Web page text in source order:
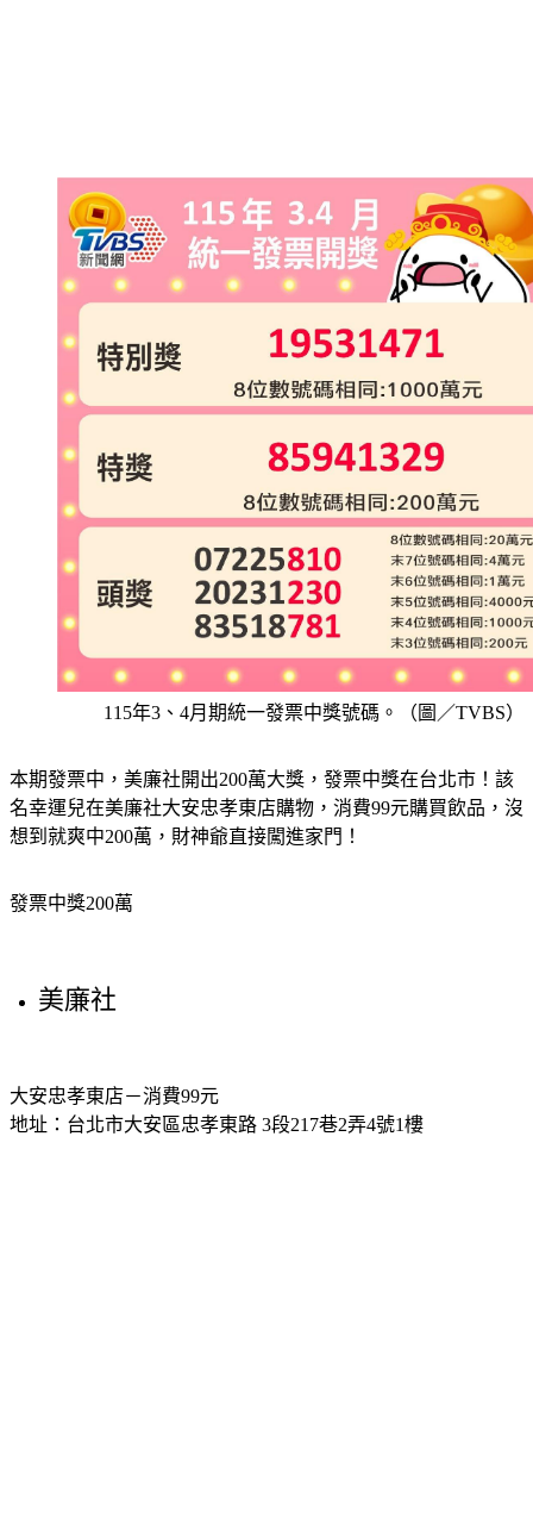
115年3、4月期統一發票中獎號碼。（圖／TVBS）
本期發票中，美廉社開出200萬大獎，發票中獎在台北市！該
名幸運兒在美廉社大安忠孝東店購物，消費99元購買飲品，沒
想到就爽中200萬，財神爺直接闖進家門！
發票中獎200萬
美廉社
大安忠孝東店－消費99元
地址：台北市大安區忠孝東路 3段217巷2弄4號1樓